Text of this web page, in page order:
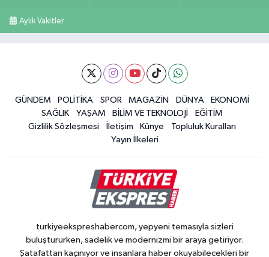
Aylık Vakitler
GÜNDEM POLİTİKA SPOR MAGAZİN DÜNYA
EKONOMİ
SAĞLIK
YAŞAM BİLİM VE TEKNOLOJİ
EĞİTİM
Gizlilik Sözleşmesi
İletişim Künye
Topluluk Kuralları
Yayın İlkeleri
turkiyeekspreshabercom, yepyeni temasıyla sizleri
buluştururken, sadelik ve modernizmi bir araya getiriyor.
Şatafattan kaçınıyor ve insanlara haber okuyabilecekleri bir